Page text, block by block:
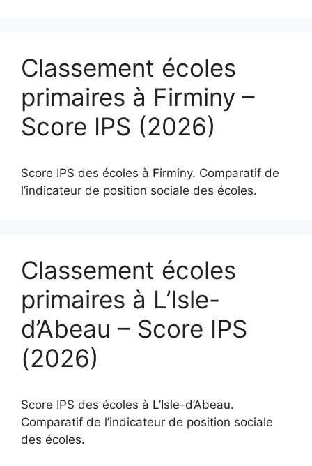
Classement écoles
primaires à Firminy –
Score IPS (2026)
Score IPS des écoles à Firminy. Comparatif de
l’indicateur de position sociale des écoles.
Classement écoles
primaires à L’Isle-
d’Abeau – Score IPS
(2026)
Score IPS des écoles à L’Isle-d’Abeau.
Comparatif de l’indicateur de position sociale
des écoles.